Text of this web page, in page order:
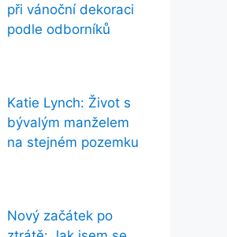
při vánoční dekoraci
podle odborníků
Katie Lynch: Život s
bývalým manželem
na stejném pozemku
Nový začátek po